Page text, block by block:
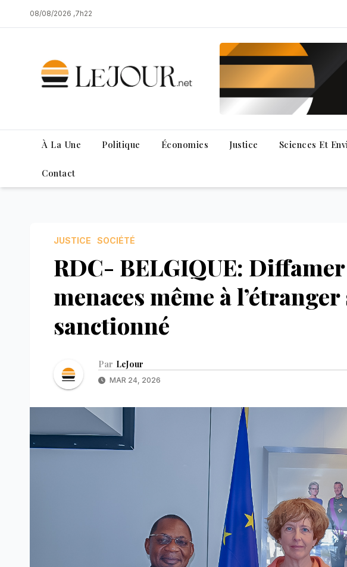
to
08/08/2026 ,7h22
À La Une Politique Économies Justice Sciences Et
Contact
JUSTICE SOCIÉTÉ
RDC- BELGIQUE:
menaces même à
sanctionné
Par LeJour
MAR 24, 2026